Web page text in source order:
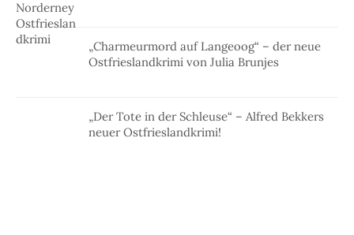
„Charmeurmord auf Langeoog“ – der neue
Ostfrieslandkrimi von Julia Brunjes
„Der Tote in der Schleuse“ – Alfred Bekkers
neuer Ostfrieslandkrimi!